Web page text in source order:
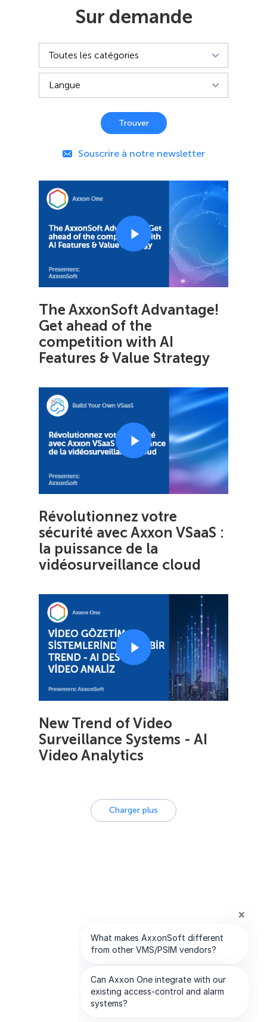
Sur demande
Trouver
Souscrire à notre newsletter
The AxxonSoft Advantage!
Get ahead of the
competition with AI
Features & Value Strategy
Révolutionnez votre
sécurité avec Axxon VSaaS :
la puissance de la
vidéosurveillance cloud
New Trend of Video
Surveillance Systems - AI
Video Analytics
Charger plus